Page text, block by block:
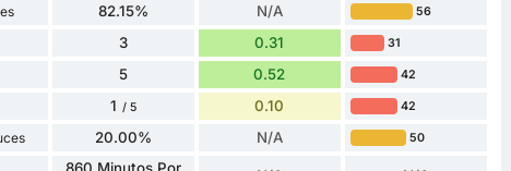
82.15% N/A 56
3 0.31 31
5 0.52 42
1 / 5 0.10 42
20.00% N/A 50